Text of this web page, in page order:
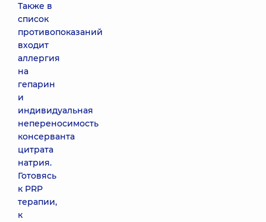
Также в
список
противопоказаний
входит
аллергия
на
гепарин
и
индивидуальная
непереносимость
консерванта
цитрата
натрия.
Готовясь
к PRP
терапии,
к